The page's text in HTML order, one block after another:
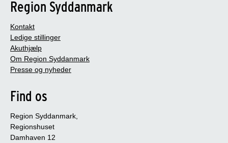
Region Syddanmark
Kontakt
Ledige stillinger
Akuthjælp
Om Region Syddanmark
Presse og nyheder
Find os
Region Syddanmark,
Regionshuset
Damhaven 12